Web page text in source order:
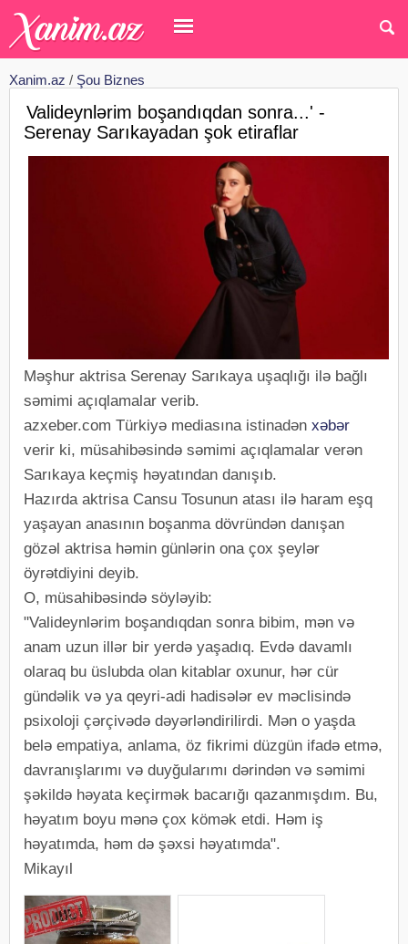
Xanim.az / Şou Biznes
Valideynlərim boşandıqdan sonra...' -
Serenay Sarıkayadan şok etiraflar
Məşhur aktrisa Serenay Sarıkaya uşaqlığı ilə bağlı
səmimi açıqlamalar verib.
azxeber.com Türkiyə mediasına istinadən xəbər
verir ki, müsahibəsində səmimi açıqlamalar verən
Sarıkaya keçmiş həyatından danışıb.
Hazırda aktrisa Cansu Tosunun atası ilə haram eşq
yaşayan anasının boşanma dövründən danışan
gözəl aktrisa həmin günlərin ona çox şeylər
öyrətdiyini deyib.
O, müsahibəsində söyləyib:
"Valideynlərim boşandıqdan sonra bibim, mən və
anam uzun illər bir yerdə yaşadıq. Evdə davamlı
olaraq bu üslubda olan kitablar oxunur, hər cür
gündəlik və ya qeyri-adi hadisələr ev məclisində
psixoloji çərçivədə dəyərləndirilirdi. Mən o yaşda
belə empatiya, anlama, öz fikrimi düzgün ifadə etmə,
davranışlarımı və duyğularımı dərindən və səmimi
şəkildə həyata keçirmək bacarığı qazanmışdım. Bu,
həyatım boyu mənə çox kömək etdi. Həm iş
həyatımda, həm də şəxsi həyatımda".
Mikayıl